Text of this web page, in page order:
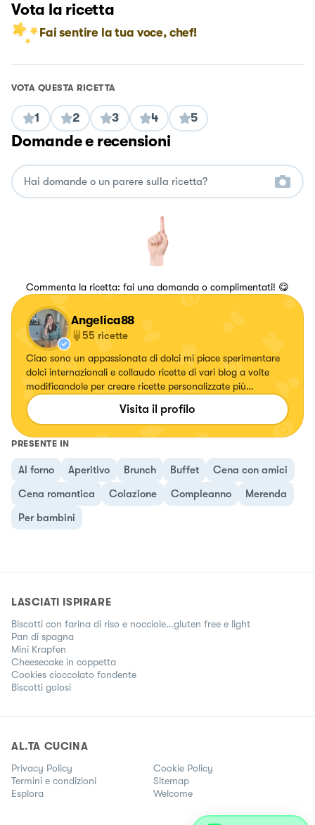
Vota la ricetta
Fai sentire la tua voce, chef!
VOTA QUESTA RICETTA
1 2 3 4 5
Domande e recensioni
Commenta la ricetta: fai una domanda o complimentati! 😋
Angelica88
55 ricette
Ciao sono un appassionata di dolci mi piace sperimentare
dolci internazionali e collaudo ricette di vari blog a volte
modificandole per creare ricette personalizzate più
particolari o più in linea con i miei gusti spero che piacciano
anche a voi
Visita il profilo
PRESENTE IN
Al forno Aperitivo Brunch Buffet
Cena con amici
Cena romantica
Colazione Compleanno
Merenda
Per bambini
LASCIATI ISPIRARE
Biscotti con farina di riso e nocciole…gluten free e light
Pan di spagna
Mini Krapfen
Cheesecake in coppetta
Cookies cioccolato fondente
Biscotti golosi
AL.TA CUCINA
Privacy Policy
Cookie Policy
Termini e condizioni
Sitemap
Esplora
Welcome